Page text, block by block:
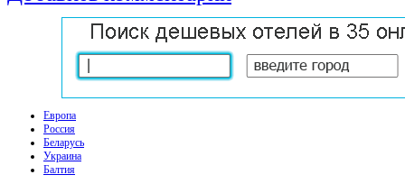
Европа
Россия
Беларусь
Украина
Балтия